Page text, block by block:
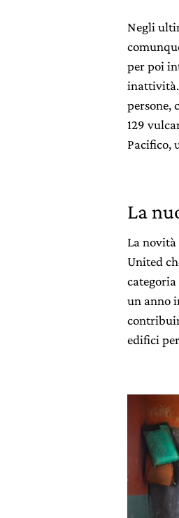
Negli
per poi
inattività.
persone,
129
Pacifico,
La
La novità
United
categoria
un anno
edifici